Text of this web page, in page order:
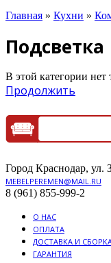
Главная » Кухни »
Подсветка
В этой категории нет
Продолжить
Город Краснодар, ул.
MEBELPEREMEN@MAIL.RU
8 (961) 855-999-2
О НАС
ОПЛАТА
ДОСТАВКА И
ГАРАНТИЯ